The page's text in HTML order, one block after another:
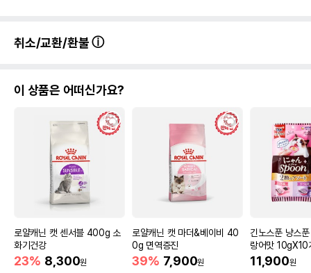
취소/교환/환불
이 상품은 어떠신가요?
로얄캐닌 캣 센서블 400g 소
화기건강
23% 8,300원
로얄캐닌 캣 마더&베이비 40
0g 면역증진
39% 7,900원
긴노스푼 냥스
랑어맛 10gX10
11,900원